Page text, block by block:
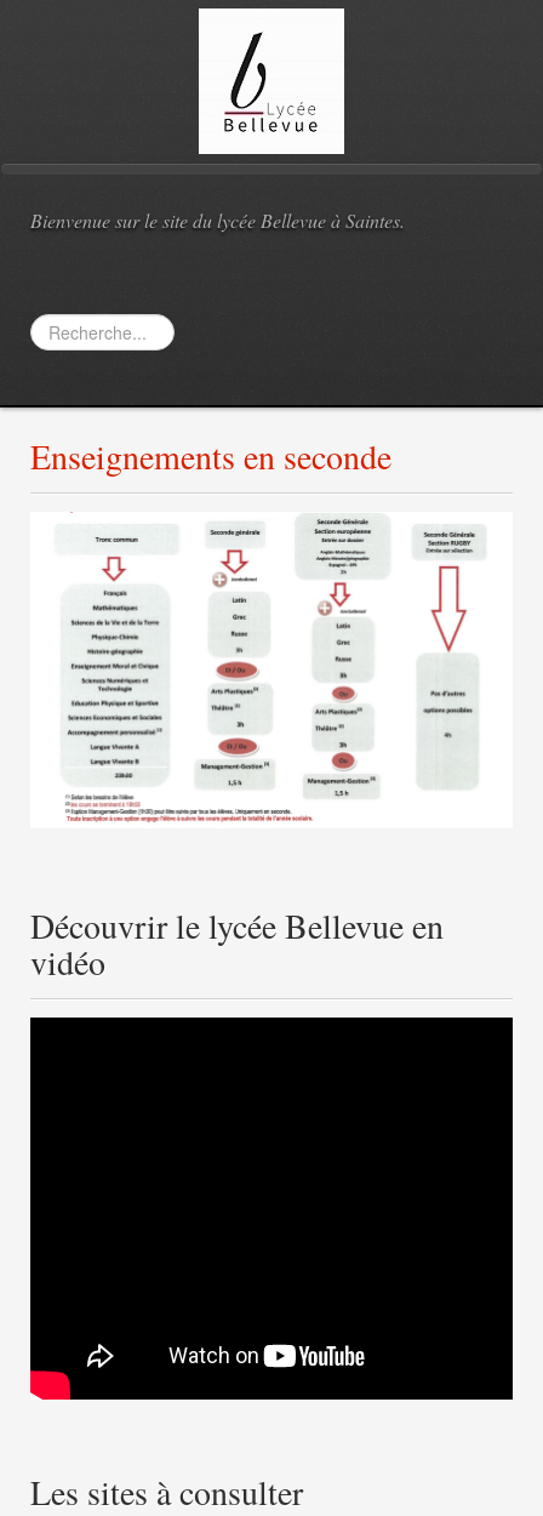
Bienvenue sur le site du lycée Bellevue à Saintes.
Rechercher
Enseignements en seconde
Découvrir le lycée Bellevue en
vidéo
Les sites à consulter